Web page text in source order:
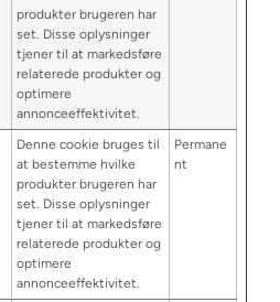
produkter brugeren har
set. Disse oplysninger
tjener til at markedsføre
relaterede produkter og
optimere
annonceeffektivitet.
Denne cookie bruges til
at bestemme hvilke
produkter brugeren har
set. Disse oplysninger
tjener til at markedsføre
relaterede produkter og
optimere
annonceeffektivitet.
Permane
nt